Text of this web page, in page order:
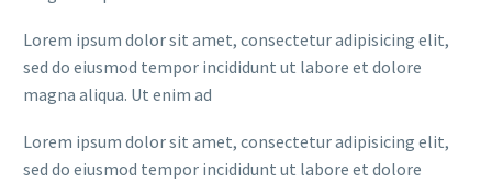
Lorem ipsum dolor sit amet, consectetur adipisicing elit,
sed do eiusmod tempor incididunt ut labore et dolore
magna aliqua. Ut enim ad
Lorem ipsum dolor sit amet, consectetur adipisicing elit,
sed do eiusmod tempor incididunt ut labore et dolore